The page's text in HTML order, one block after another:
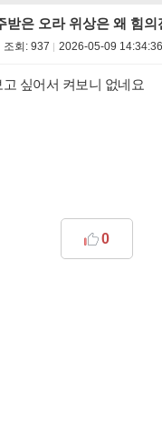
받은 오라 위상은 왜 힘
조회: 937 2026-05-09 14:34:36
싶어서 켜보니 없네요
0